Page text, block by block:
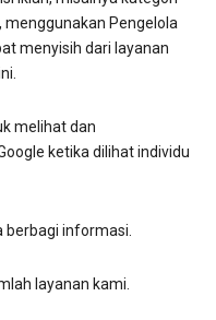
menggunakan Pengelola
menyisih dari layanan
melihat dan
ketika dilihat individu
berbagi informasi.
layanan kami.